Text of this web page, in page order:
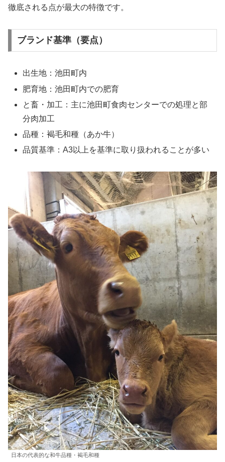
徹底される点が最大の特徴です。
ブランド基準（要点）
出生地：池田町内
肥育地：池田町内での肥育
と畜・加工：主に池田町食肉センターでの処理と部
分肉加工
品種：褐毛和種（あか牛）
品質基準：A3以上を基準に取り扱われることが多い
日本の代表的な和牛品種・褐毛和種